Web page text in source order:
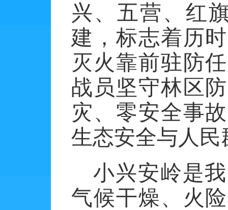
兴、五营、红
建，标志着历
灭火靠前驻防
战员坚守林区
灾、零安全事
生态安全与人
小兴安岭是
气候干燥、火